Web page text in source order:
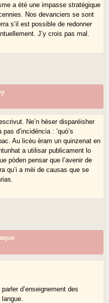
a été une impasse stratégique
Nos devanciers se sont
s’il est possible de redonner
J’y crois pas mal.
Ne’n hèser disparéisher
d’incidéncia : ’quò’s
Au licèu èram un quinzenat en
a utilisar publicament lo
pòden pensar que l’avenir de
qu’i a mèi de causas que se
d’enseignement des